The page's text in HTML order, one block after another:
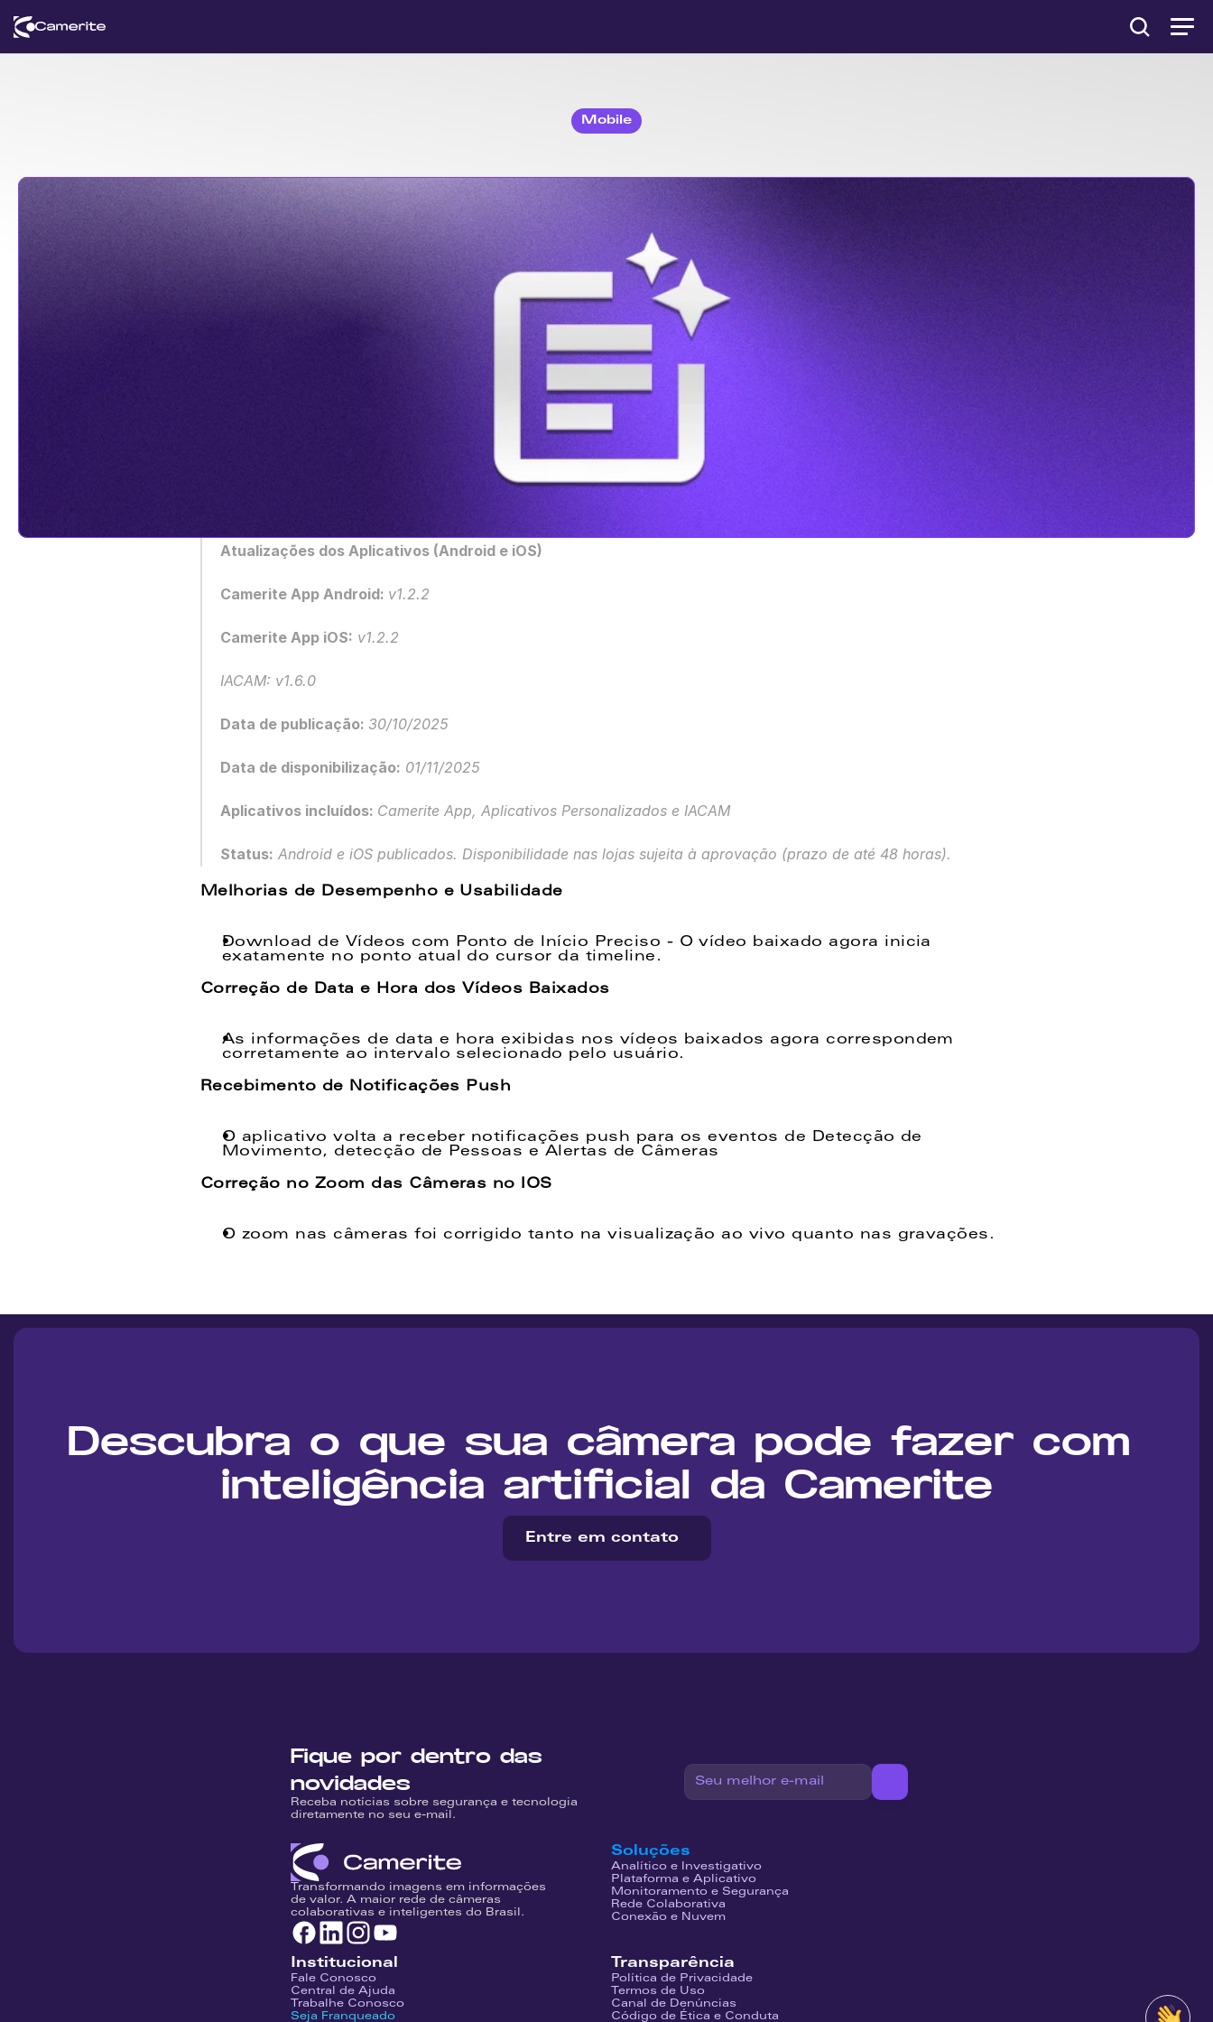
Mobile
Atualizações dos Aplicativos (Android e iOS)
Camerite App Android: v1.2.2
Camerite App iOS: v1.2.2
IACAM: v1.6.0
Data de publicação: 30/10/2025
Data de disponibilização: 01/11/2025
Aplicativos incluídos: Camerite App, Aplicativos Personalizados e IACAM
Status: Android e iOS publicados. Disponibilidade nas lojas sujeita à aprovação (prazo de até 48 horas).
Melhorias de Desempenho e Usabilidade
Download de Vídeos com Ponto de Início Preciso - O vídeo baixado agora inicia
exatamente no ponto atual do cursor da timeline.
Correção de Data e Hora dos Vídeos Baixados
As informações de data e hora exibidas nos vídeos baixados agora correspondem
corretamente ao intervalo selecionado pelo usuário.
Recebimento de Notificações Push
O aplicativo volta a receber notificações push para os eventos de Detecção de
Movimento, detecção de Pessoas e Alertas de Câmeras
Correção no Zoom das Câmeras no IOS
O zoom nas câmeras foi corrigido tanto na visualização ao vivo quanto nas gravações.
Descubra o que sua câmera pode fazer com
inteligência artificial da Camerite
Entre em contato
Fique por dentro das
novidades
Receba notícias sobre segurança e tecnologia
diretamente no seu e-mail.
Transformando imagens em informações
de valor. A maior rede de câmeras
colaborativas e inteligentes do Brasil.
Soluções
Analítico e Investigativo
Plataforma e Aplicativo
Monitoramento e Segurança
Rede Colaborativa
Conexão e Nuvem
Institucional
Fale Conosco
Central de Ajuda
Trabalhe Conosco
Seja Franqueado
Transparência
Política de Privacidade
Termos de Uso
Canal de Denúncias
Código de Ética e Conduta